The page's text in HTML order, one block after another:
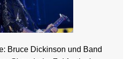
Bruce Dickinson und Band